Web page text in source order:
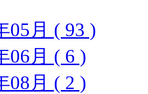
05月 ( 93 )
06月 ( 6 )
08月 ( 2 )